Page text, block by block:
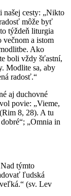
našej cesty: „Nikto
môže byť
týždeň liturgia
večnom a istom
Ako
boli vždy šťastní,
Modlite sa, aby
radosť.“
aj duchovné
povie: „Vieme,
8, 28). A tu
„Omnia in
týmto
ľudská
(sv. Lev